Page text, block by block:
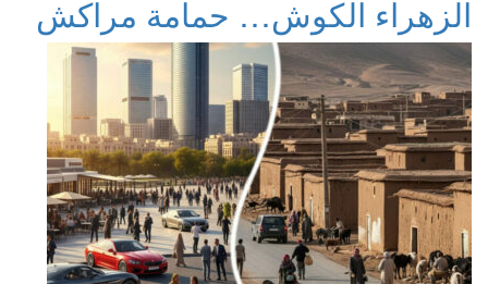
الزهراء الكوش… حمامة مراكش